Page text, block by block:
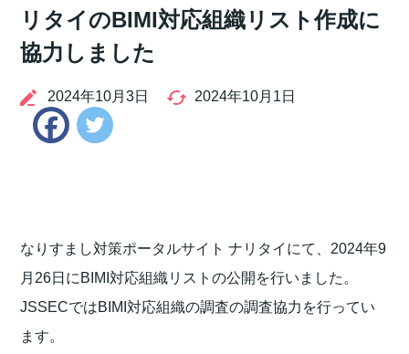
リタイのBIMI対応組織リスト作成に
協力しました
2024年10月3日 2024年10月1日
Facebook
なりすまし対策ポータルサイト ナリタイにて、 2024年9
月26日に BIMI 対応組織リストの公開を行いました。
JSSECではBIMI 対応組織の調査の調査協力を行ってい
ます。